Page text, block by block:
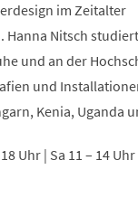
im Zeitalter
Nitsch
und an der
und
Kenia, Uganda
Uhr | Sa 11 – 14 Uhr